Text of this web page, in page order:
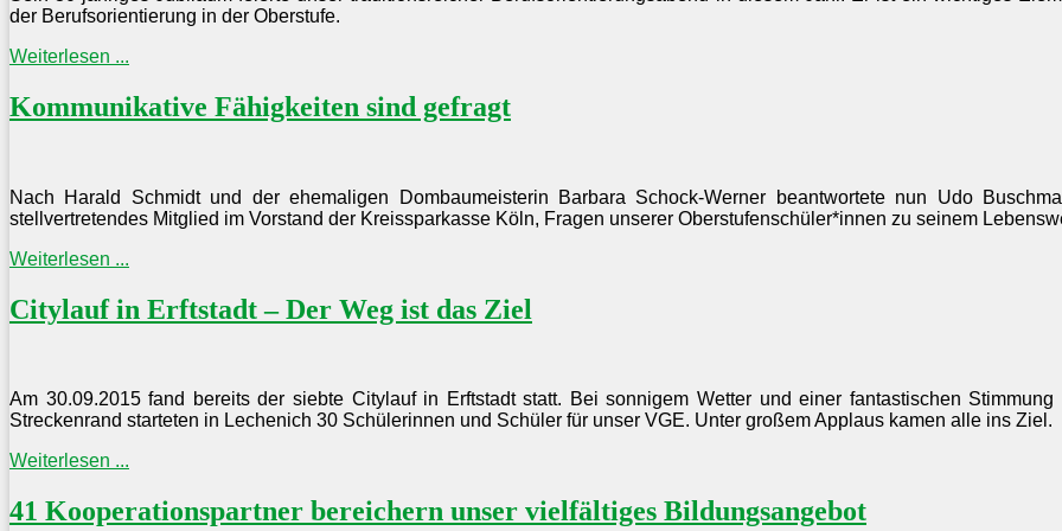
der Berufsorientierung in der Oberstufe.
Weiterlesen ...
Kommunikative Fähigkeiten sind gefragt
Nach Harald Schmidt und der ehemaligen Dombaumeisterin Barbara Schock-Werner beantwortete nun Udo
stellvertretendes Mitglied im Vorstand der Kreissparkasse Köln, Fragen unserer Oberstufenschüler*innen zu seinem
Weiterlesen ...
Citylauf in Erftstadt – Der Weg ist das Ziel
Am 30.09.2015 fand bereits der siebte Citylauf in Erftstadt statt. Bei sonnigem Wetter und einer fantastischen Stimmung
Streckenrand starteten in Lechenich 30 Schülerinnen und Schüler für unser VGE. Unter großem Applaus kamen alle ins Ziel.
Weiterlesen ...
41 Kooperationspartner bereichern unser vielfältiges Bildungsangebot